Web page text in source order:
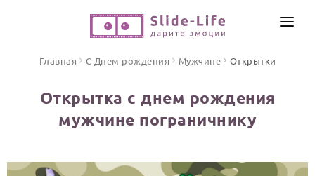
ПО ФОРМАТУ
Песни поздравления
ИНСТРУМЕНТЫ
ЦЕНЫ
Главная С Днем рождения Мужчине Открытки
Открытка с днем рождения
мужчине пограничнику